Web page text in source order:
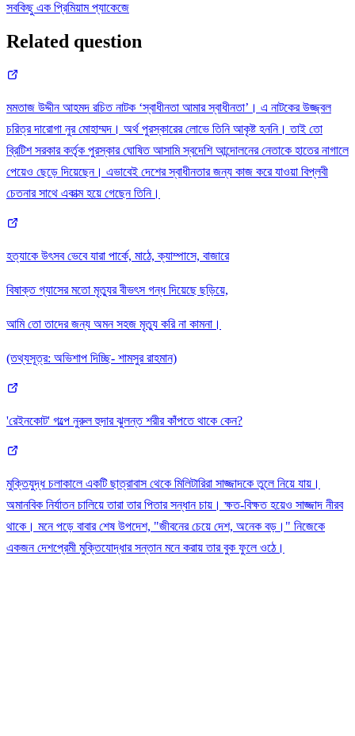
সবকিছু এক প্রিমিয়াম প্যাকেজে
Related question
মমতাজ উদ্দীন আহমদ রচিত নাটক ‘স্বাধীনতা আমার স্বাধীনতা’। এ নাটকের উজ্জ্বল
চরিত্র দারোগা নুর মোহাম্মদ। অর্থ পুরস্কারের লোভে তিনি আকৃষ্ট হননি। তাই তো
ব্রিটিশ সরকার কর্তৃক পুরস্কার ঘোষিত আসামি স্বদেশি আন্দোলনের নেতাকে হাতের নাগালে
পেয়েও ছেড়ে দিয়েছেন। এভাবেই দেশের স্বাধীনতার জন্য কাজ করে যাওয়া বিপ্লবী
চেতনার সাথে একাত্ম হয়ে গেছেন তিনি।
হত্যাকে উৎসব ভেবে যারা পার্কে, মাঠে, ক্যাম্পাসে, বাজারে
বিষাক্ত গ্যাসের মতো মৃত্যুর বীভৎস গন্ধ দিয়েছে ছড়িয়ে,
আমি তো তাদের জন্য অমন সহজ মৃত্যু করি না কামনা।
(তথ্যসূত্র: অভিশাপ দিচ্ছি- শামসুর রাহমান)
'রেইনকোট' গল্পে নুরুল হুদার ঝুলন্ত শরীর কাঁপতে থাকে কেন?
মুক্তিযুদ্ধ চলাকালে একটি ছাত্রাবাস থেকে মিলিটারিরা সাজ্জাদকে তুলে নিয়ে যায়।
অমানবিক নির্যাতন চালিয়ে তারা তার পিতার সন্ধান চায়। ক্ষত-বিক্ষত হয়েও সাজ্জাদ নীরব
থাকে। মনে পড়ে বাবার শেষ উপদেশ, "জীবনের চেয়ে দেশ, অনেক বড়।" নিজেকে
একজন দেশপ্রেমী মুক্তিযোদ্ধার সন্তান মনে করায় তার বুক ফুলে ওঠে।